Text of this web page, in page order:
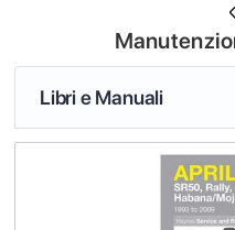
Libri e Manuali